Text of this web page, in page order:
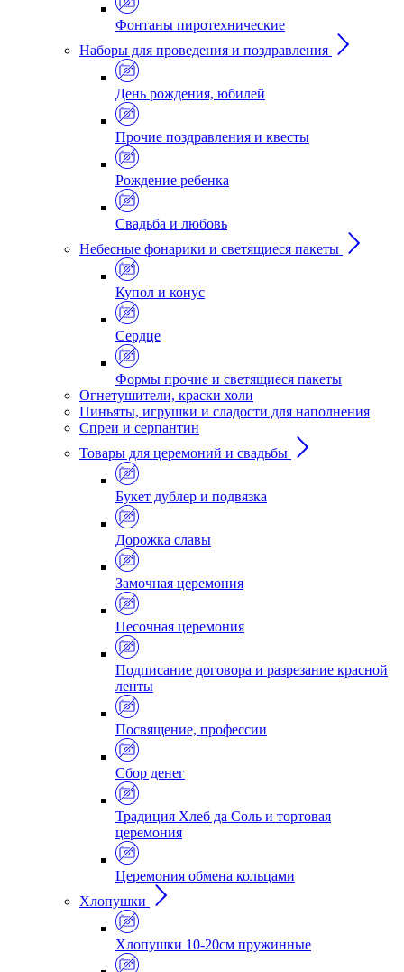
Фонтаны пиротехнические
Наборы для проведения и поздравления
День рождения, юбилей
Прочие поздравления и квесты
Рождение ребенка
Свадьба и любовь
Небесные фонарики и светящиеся пакеты
Купол и конус
Сердце
Формы прочие и светящиеся пакеты
Огнетушители, краски холи
Пиньяты, игрушки и сладости для наполнения
Спреи и серпантин
Товары для церемоний и свадьбы
Букет дублер и подвязка
Дорожка славы
Замочная церемония
Песочная церемония
Подписание договора и разрезание красной
ленты
Посвящение, профессии
Сбор денег
Традиция Хлеб да Соль и тортовая
церемония
Церемония обмена кольцами
Хлопушки
Хлопушки 10-20см пружинные